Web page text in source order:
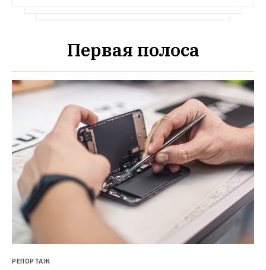
Первая полоса
РЕПОРТАЖ